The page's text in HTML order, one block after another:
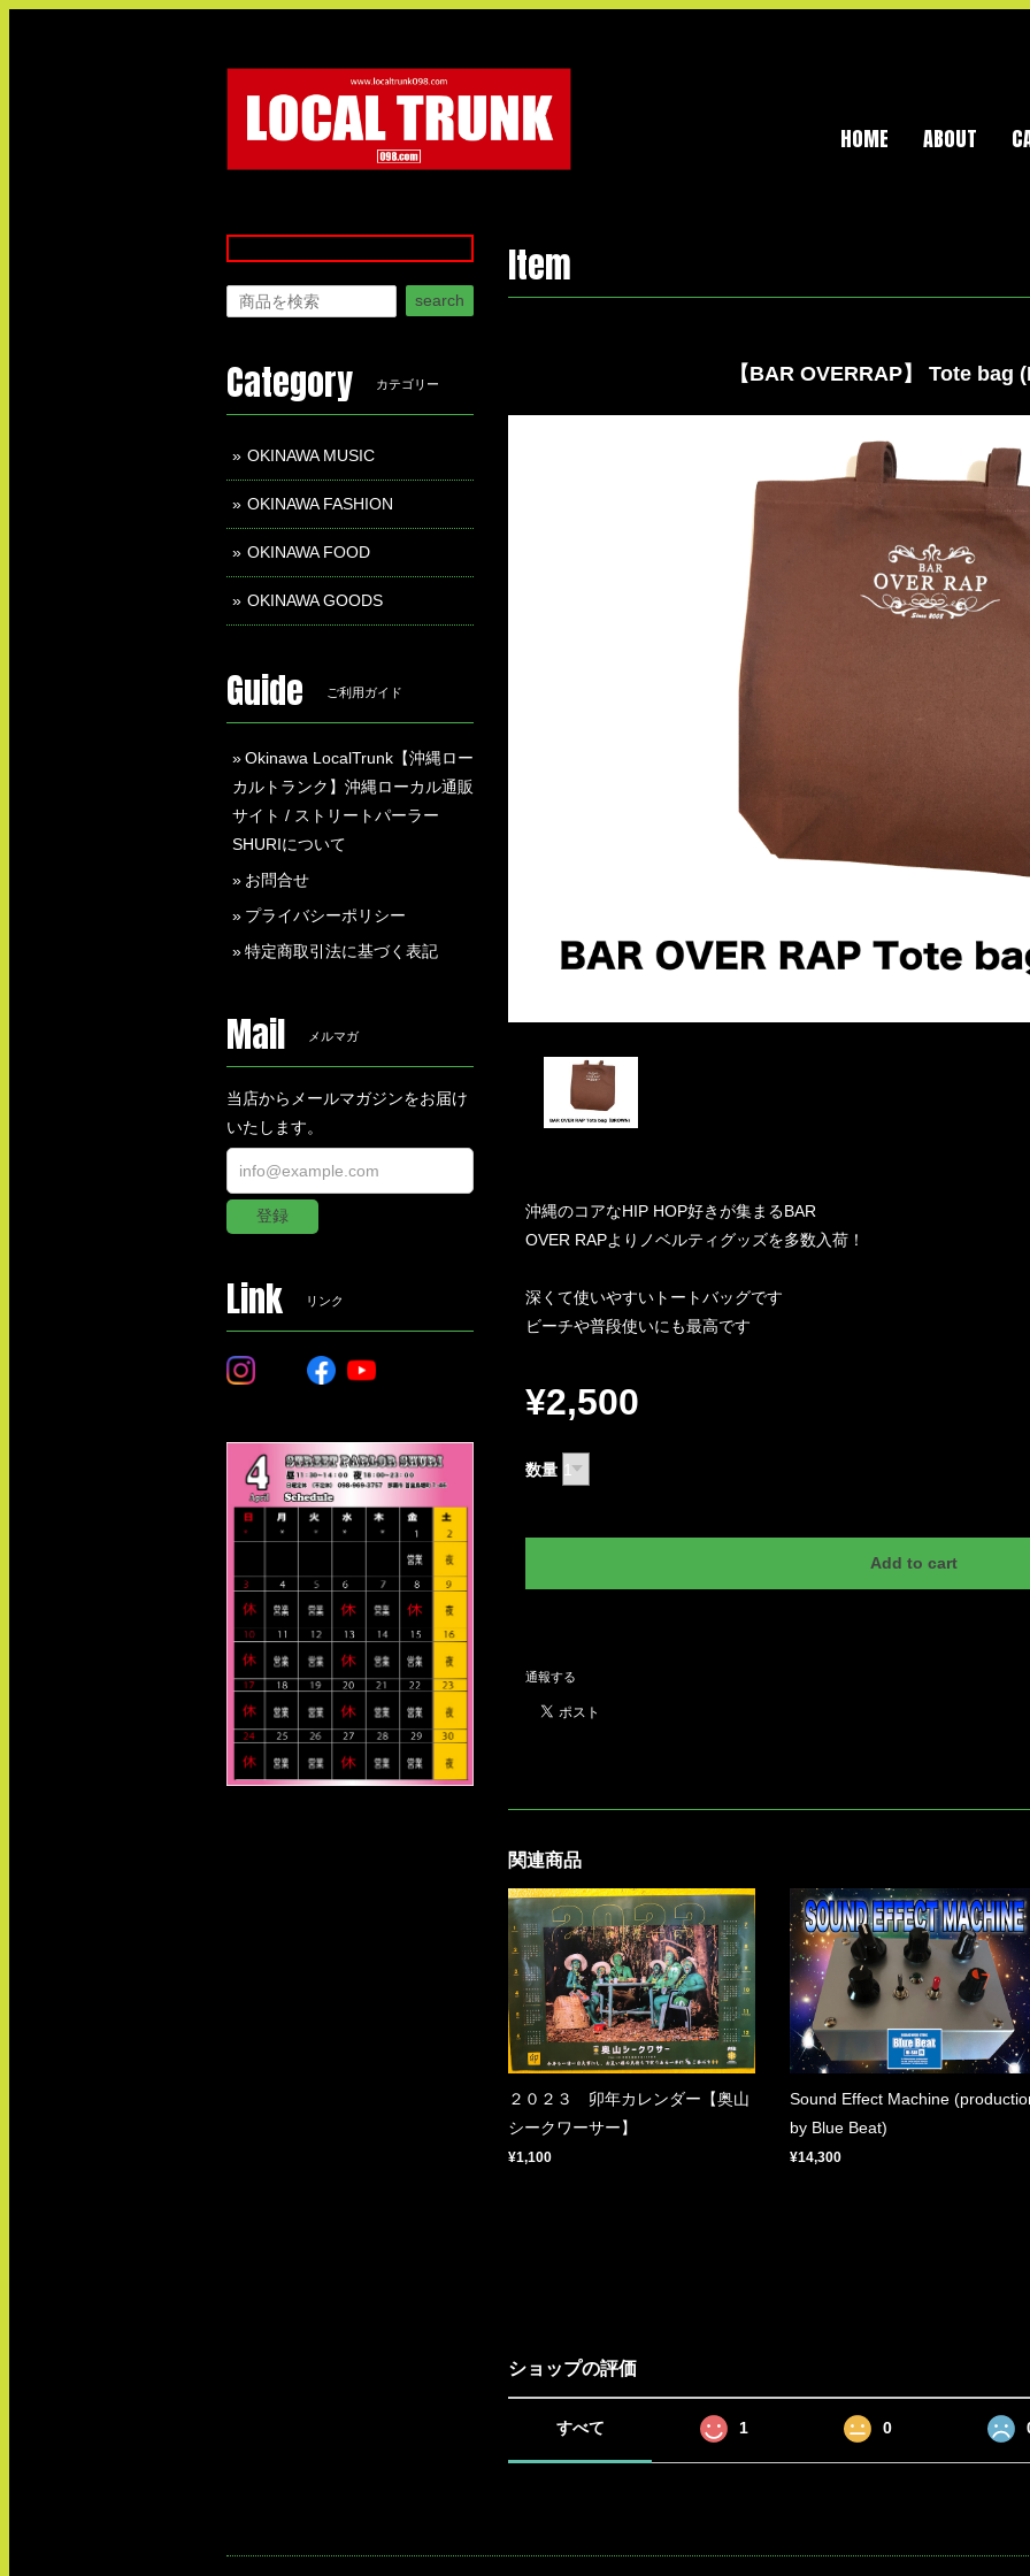
HOME ABOUT
Item
【BAR OVERRAP】 Tote bag
沖縄のコアなHIP HOP好きが集まるBAR
OVER RAPよりノベルティグッズを多数入荷！
深くて使いやすいトートバッグです
ビーチや普段使いにも最高です
¥2,500
数量
Add to cart
通報する
関連商品
２０２３ 卯年カレンダー【奥山
シークワーサー】
¥1,100
Sound Effect Machine
by Blue Beat)
¥14,300
ショップの評価
すべて 1 0
search
Category カテゴリー
OKINAWA MUSIC
OKINAWA FASHION
OKINAWA FOOD
OKINAWA GOODS
Guide ご利用ガイド
Okinawa LocalTrunk【沖縄ロー
カルトランク】沖縄ローカル通販
サイト / ストリートパーラー
SHURIについて
お問合せ
プライバシーポリシー
特定商取引法に基づく表記
Mail メルマガ
当店からメールマガジンをお届け
いたします。
登録
Link リンク